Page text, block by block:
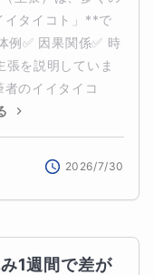
イタイコト」**で
例✅ 因果関係✅ 時
張を説明していま
のイイタイコ
2026/7/30
1週間で差が